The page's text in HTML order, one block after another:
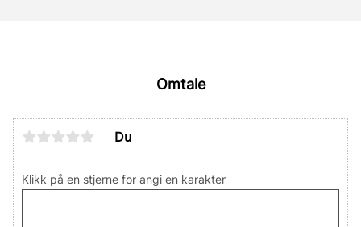
Omtale
Du
Klikk på en stjerne for angi en karakter